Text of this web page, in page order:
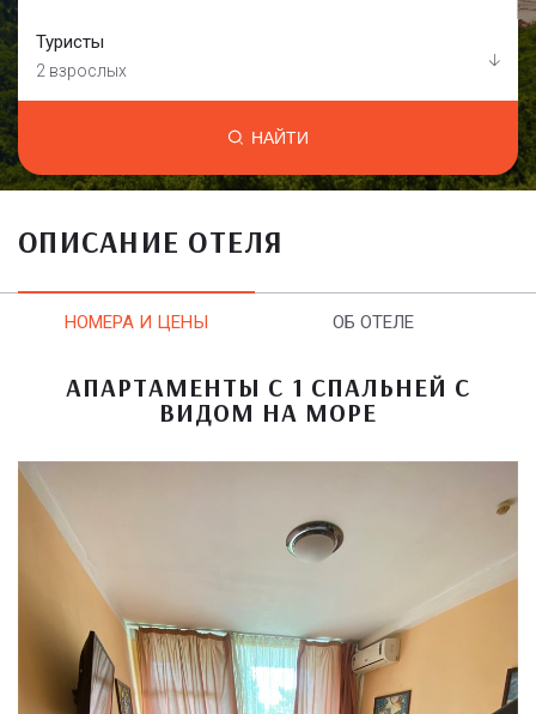
Туристы
2 взрослых
НАЙТИ
ОПИСАНИЕ ОТЕЛЯ
НОМЕРА И ЦЕНЫ ОБ ОТЕЛЕ
АПАРТАМЕНТЫ С 1 СПАЛЬНЕЙ С
ВИДОМ НА МОРЕ